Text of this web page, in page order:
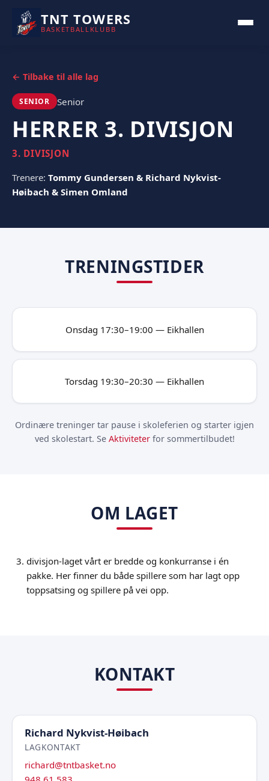
TNT TOWERS
BASKETBALLKLUBB
← Tilbake til alle lag
SENIOR Senior
HERRER 3. DIVISJON
3. DIVISJON
Trenere: Tommy Gundersen & Richard Nykvist-
Høibach & Simen Omland
TRENINGSTIDER
Onsdag 17:30–19:00 — Eikhallen
Torsdag 19:30–20:30 — Eikhallen
Ordinære treninger tar pause i skoleferien og starter igjen
ved skolestart. Se Aktiviteterfor sommertilbudet!
OM LAGET
divisjon-laget vårt er bredde og konkurranse i én
pakke. Her finner du både spillere som har lagt opp
toppsatsing og spillere på vei opp.
KONTAKT
Richard Nykvist-Høibach
LAGKONTAKT
richard@tntbasket.no